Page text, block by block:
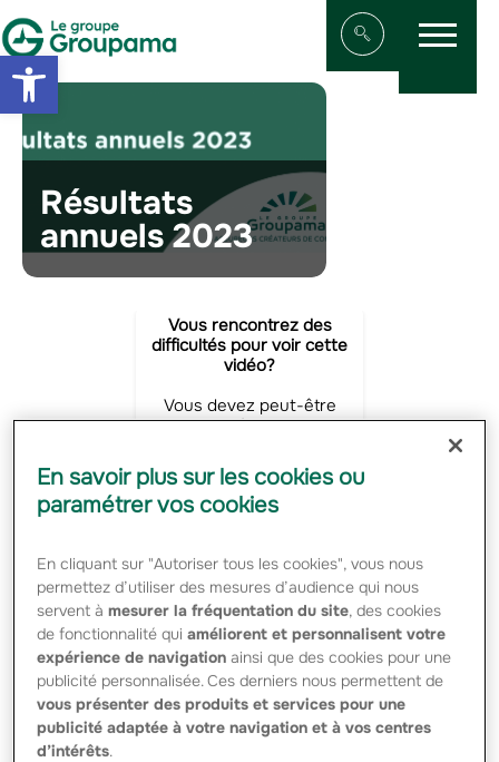
Open toolbar
Aller au contenu
Afficher/
Menu
Résultats
annuels 2023
Vous rencontrez des
difficultés pour voir cette
vidéo?
Vous devez peut-être
mettre à jour vos
autoriser les cookies ''.
Résultats annuels 2023
Groupama_CP_Résultats 2023 - PDF -
210.60 Ko
Groupama FY 2023 Results_Analyst
Investor Presentation - PDF - 509.38 Ko
En savoir plus sur les cookies ou
paramétrer vos cookies
En cliquant sur "Autoriser tous les cookies", vous nous
permettez d’utiliser des mesures d’audience qui nous
servent àmesurer la fréquentation du site, des cookies
de fonctionnalité quiaméliorent et personnalisent votre
expérience de navigation ainsi que des cookies pour une
publicité personnalisée. Ces derniers nous permettent de
vous présenter des produits et services pour une
publicité adaptée à votre navigation et à vos centres
d’intérêts.